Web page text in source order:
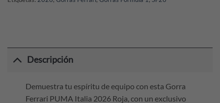
Descripción
Demuestra tu espíritu de equipo con esta Gorra
Ferrari PUMA Italia 2026 Roja, con un exclusivo